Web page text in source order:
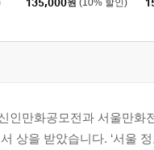
135,000원 (10% 할인)
인만화공모전과 서울만
상을 받았습니다. ‘서울